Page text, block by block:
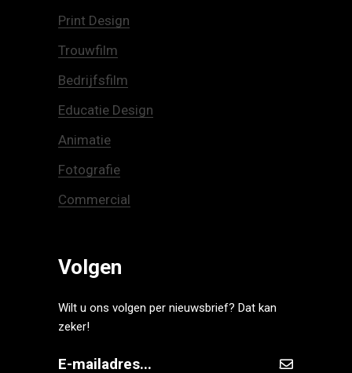
Print Design
Trouwfilm
Bedrijfsfilm
Educatie Design
Animatie
Fotografie
Commercial
Volgen
Wilt u ons volgen per nieuwsbrief? Dat kan
zeker!